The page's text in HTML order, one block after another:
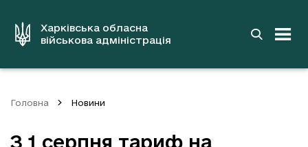
вмістуХарківська обласна
військова адміністрація
Головна Новини
З 1 серпня тариф на